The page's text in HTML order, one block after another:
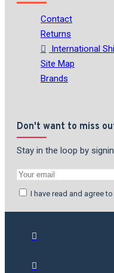
Contact
Returns
International
Site Map
Brands
Don't want to miss
Stay in the loop by
I have read and agree